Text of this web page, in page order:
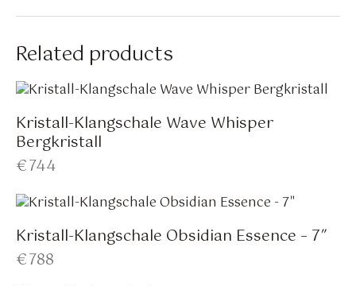
Related products
Kristall-Klangschale Wave Whisper
Bergkristall
€744
Kristall-Klangschale Obsidian Essence – 7″
€788